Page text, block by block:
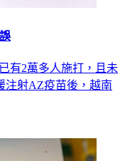
有2萬多人施打，且未
注射AZ疫苗後，越南